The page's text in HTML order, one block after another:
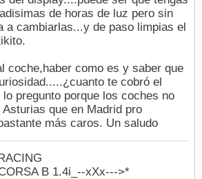
de horas de luz pero sin
a cambiarlas...y de paso limpias el
coche,haber como es y saber que
te cobró el
lo pregunto porque los coches no
que en Madrid pro
más caros. Un saludo
B 1.4i_--xXx--->*